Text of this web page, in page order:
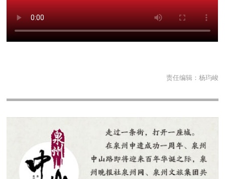
责任编辑： 杨玙峻